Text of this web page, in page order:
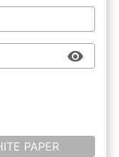
PAPER